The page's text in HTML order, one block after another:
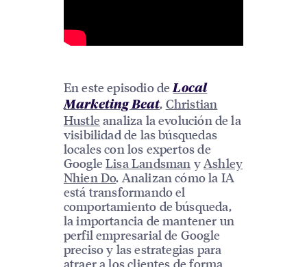
En este episodio de Local
Marketing Beat, Christian
Hustle analiza la evolución de la
visibilidad de las búsquedas
locales con los expertos de
GoogleLisa Landsman yAshley
Nhien Do. Analizan cómo la IA
está transformando el
comportamiento de búsqueda,
la importancia de mantener un
perfil empresarial de Google
preciso y las estrategias para
atraer a los clientes de forma